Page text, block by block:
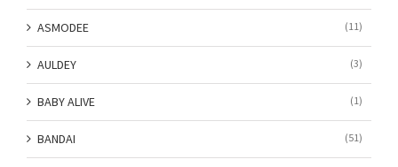
ASMODEE (11)
AULDEY (3)
BABY ALIVE (1)
BANDAI (51)